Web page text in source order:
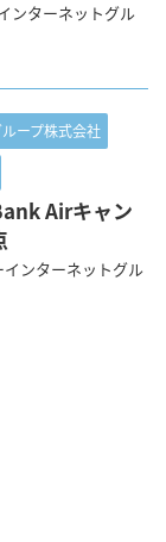
ンターネットグル
ープ株式会社
Airキャン
ンターネットグル